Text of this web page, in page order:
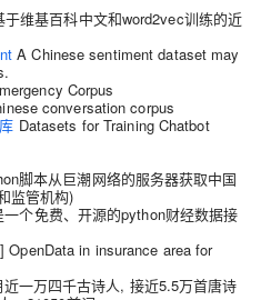
维基百科中文和word2vec训练的近
A Chinese sentiment dataset may
Corpus
conversation corpus
Datasets for Training Chatbot
脚本从巨潮网络的服务器获取中国
监管机构)
一个免费、开源的python财经数据接
] OpenData in insurance area for
近一万四千古诗人, 接近5.5万首唐诗